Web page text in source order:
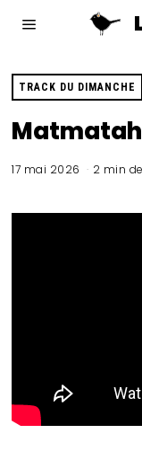
TRACK DU DIMANCHE
Matmatah
17 mai 2026 2 min